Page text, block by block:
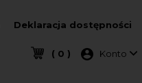
Deklaracja dostępności
( 0 ) Menu
Konto